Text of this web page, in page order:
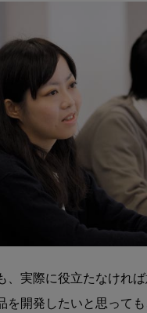
、実際に役立たなけれ
を開発したいと思って